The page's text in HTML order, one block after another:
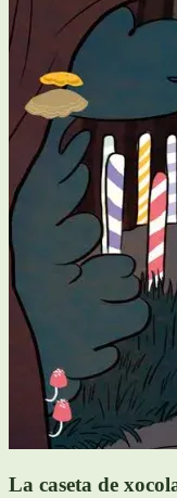
La caseta de